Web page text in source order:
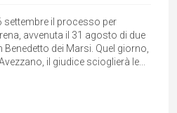
settembre il processo per
avvenuta il 31 agosto di due
dei Marsi. Quel giorno,
il giudice scioglierà le...